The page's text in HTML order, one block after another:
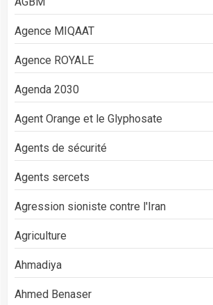
Agence MIQAAT
Agence ROYALE
Agenda 2030
Agent Orange et le Glyphosate
Agents de sécurité
Agents sercets
Agression sioniste contre l'Iran
Agriculture
Ahmadiya
Ahmed Benaser